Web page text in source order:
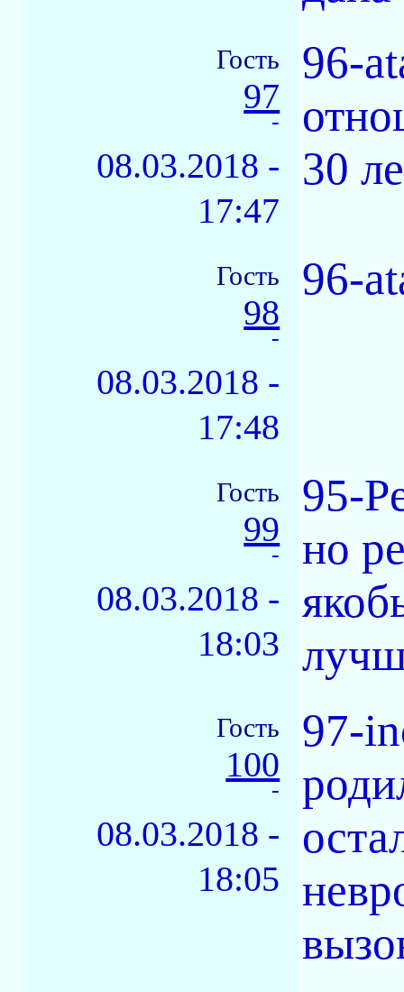
Гость
97
-
08.03.2018 -
17:47
96-
30
Гость
98
-
08.03.2018 -
17:48
96-
Гость
99
-
08.03.2018 -
18:03
95-
но
Гость
100
-
08.03.2018 -
18:05
97-